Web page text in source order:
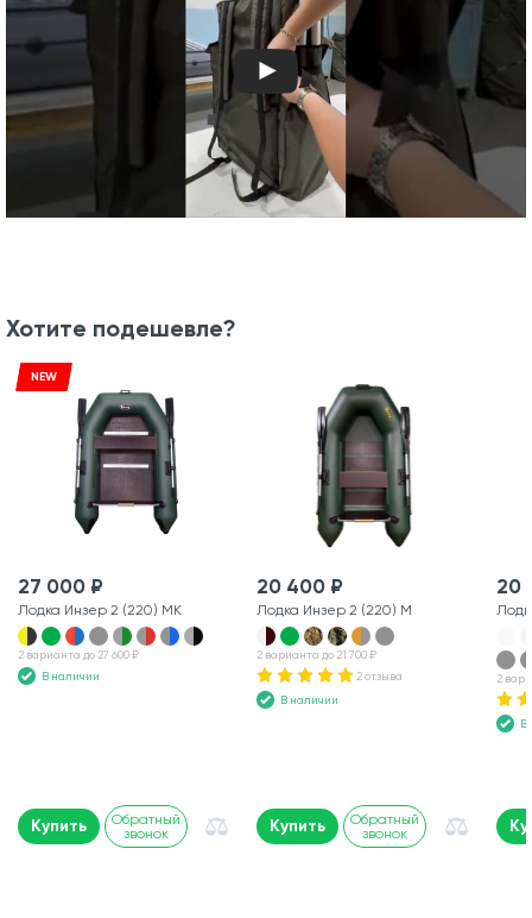
Хотите подешевле?
NEW
27 000 ₽
Лодка Инзер 2 (220) МК
2 варианта до 27 600 ₽
В наличии
Купить
Обратный
звонок
20 400 ₽
Лодка Инзер 2 (220) М
2 варианта до 21 700 ₽
2 отзыва
В наличии
Купить
Обратный
звонок
20
2
В